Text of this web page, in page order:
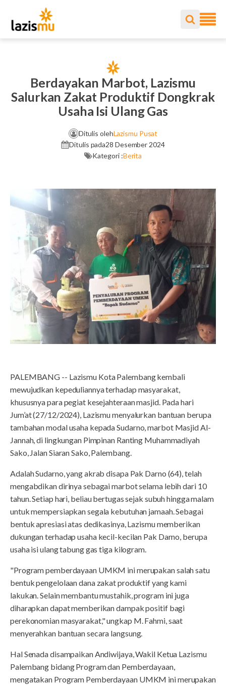
Berdayakan Marbot, Lazismu
Salurkan Zakat Produktif Dongkrak
Usaha Isi Ulang Gas
Ditulis olehLazismu Pusat
Ditulis pada28 Desember 2024
Kategori :Berita
PALEMBANG -- Lazismu Kota Palembang kembali
mewujudkan kepeduliannya terhadap masyarakat,
khususnya para pegiat kesejahteraan masjid. Pada hari
Jum’at (27/12/2024), Lazismu menyalurkan bantuan berupa
tambahan modal usaha kepada Sudarno, marbot Masjid Al-
Jannah, di lingkungan Pimpinan Ranting Muhammadiyah
Sako, Jalan Siaran Sako, Palembang.
Adalah Sudarno, yang akrab disapa Pak Darno (64), telah
mengabdikan dirinya sebagai marbot selama lebih dari 10
tahun. Setiap hari, beliau bertugas sejak subuh hingga malam
untuk mempersiapkan segala kebutuhan jamaah. Sebagai
bentuk apresiasi atas dedikasinya, Lazismu memberikan
dukungan terhadap usaha kecil-kecilan Pak Darno, berupa
usaha isi ulang tabung gas tiga kilogram.
"Program pemberdayaan UMKM ini merupakan salah satu
bentuk pengelolaan dana zakat produktif yang kami
lakukan. Selain membantu mustahik, program ini juga
diharapkan dapat memberikan dampak positif bagi
perekonomian masyarakat," ungkap M. Fahmi, saat
menyerahkan bantuan secara langsung.
Hal Senada disampaikan Andiwijaya, Wakil Ketua Lazismu
Palembang bidang Program dan Pemberdayaan,
mengatakan Program Pemberdayaan UMKM ini merupakan